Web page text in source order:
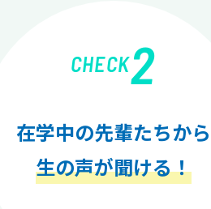
CHECK2
在学中の先輩たちから
生の声が聞ける！